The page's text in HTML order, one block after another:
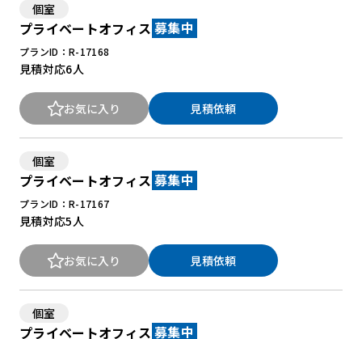
New Office Styleとは
よくある質問
個室
プライベートオフィス 募集中
プランID：R-17168
見積対応6人
お気に入り 見積依頼
個室
プライベートオフィス 募集中
プランID：R-17167
見積対応5人
お気に入り 見積依頼
個室
プライベートオフィス 募集中